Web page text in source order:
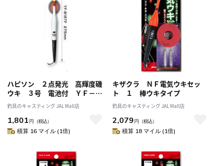
ハピソン ２点発光 高輝度磯
ウキ ３号 電池付 ＹＦ－８
１６ＴＦ
釣具のキャスティング JAL Mall店
1,801 円 （税込）
積算 16 マイル (1倍)
キザクラ ＮＦ電気ウキセッ
ト １ 棒ウキタイプ
釣具のキャスティング JAL Mall店
2,079 円 （税込）
積算 18 マイル (1倍)